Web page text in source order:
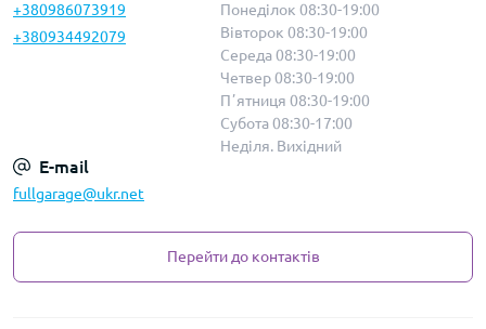
+380986073919
+380934492079
Понеділок 08:30-19:00
Вівторок 08:30-19:00
Середа 08:30-19:00
Четвер 08:30-19:00
Пʼятниця 08:30-19:00
Субота 08:30-17:00
Неділя. Вихідний
E-mail
fullgarage@ukr.net
Перейти до контактів